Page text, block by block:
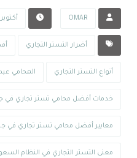
OMAR أكتوبر ٥,
أضرار التستر التجاري
أنواع التستر التجاري المحامي
خدمات أفضل محامي تستر تجاري في
معايير أفضل محامي تستر تجاري في
معنى التستر التجاري في النظام